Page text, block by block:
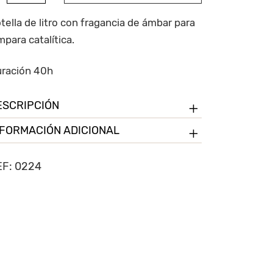
de litro con fragancia de ámbar para
catalítica.
40h
ADICIONAL
0224